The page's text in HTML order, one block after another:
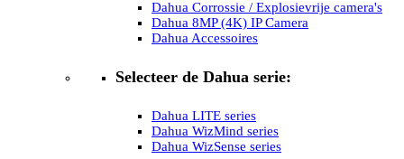
Dahua Corrossie / Explosievrije camera's
Dahua 8MP (4K) IP Camera
Dahua Accessoires
Selecteer de Dahua serie:
Dahua LITE series
Dahua WizMind series
Dahua WizSense series